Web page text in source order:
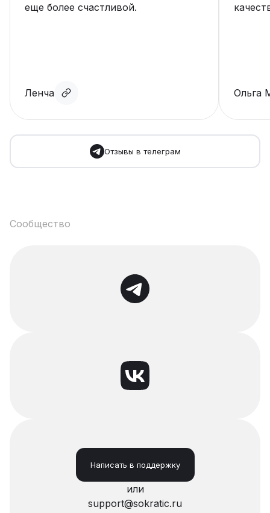
еще более счастливой.
Ленча Ольга
Отзывы в телеграм
Сообщество
Написать в поддержку
или
support@sokratic.ru